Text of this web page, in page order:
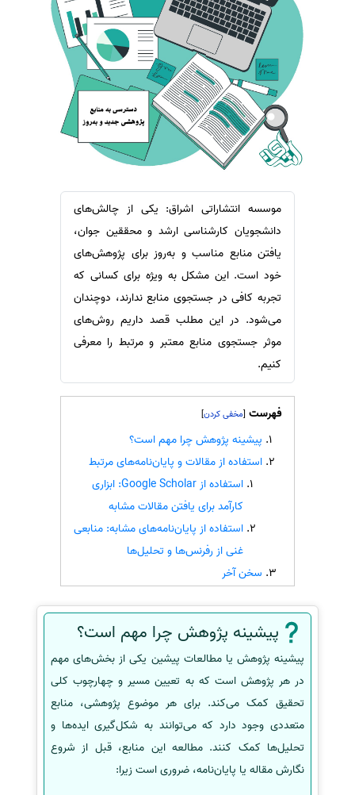
ترجمه عربی به فارسی
مشاهده همه زبان ها
سفارش ویرایش
سفارش پارافریز
سفارش فرمت‌بندی
سفارش کاهش کمیت
سفارش معرفی مجله
سفارش معرفی مقاله
سفارش معرفی کتاب
سفارش چکیده مبسوط
سفارش ترجمه مولتی‌مدیا
سفارش گویندگی
سفارش تولید محتوا
سفارش ترجمه همزمان
سفارش چکیده گرافیکی
سفارش تهیه کاورلتر
سفارش انگیزه‌نامه‌SOP
موسسه انتشاراتی اشراق: یکی از چالش‌های
دانشجویان کارشناسی ارشد و محققین جوان،
یافتن منابع مناسب و به‌روز برای پژوهش‌های
خود است. این مشکل به ویژه برای کسانی که
تجربه کافی در جستجوی منابع ندارند، دوچندان
می‌شود. در این مطلب قصد داریم روش‌های
موثر جستجوی منابع معتبر و مرتبط را معرفی
کنیم.
فهرست [
]
پیشینه پژوهش چرا مهم است؟
استفاده از مقالات و پایان‌نامه‌های مرتبط
استفاده از Google Scholar: ابزاری
کارآمد برای یافتن مقالات مشابه
استفاده از پایان‌نامه‌های مشابه: منابعی
غنی از رفرنس‌ها و تحلیل‌ها
سخن آخر
پیشینه پژوهش چرا مهم است؟
پیشینه پژوهش یا مطالعات پیشین یکی از بخش‌های مهم
در هر پژوهش است که به تعیین مسیر و چهارچوب کلی
تحقیق کمک می‌کند. برای هر موضوع پژوهشی، منابع
متعددی وجود دارد که می‌توانند به شکل‌گیری ایده‌ها و
تحلیل‌ها کمک کنند. مطالعه این منابع، قبل از شروع
نگارش مقاله یا پایان‌نامه، ضروری است زیرا: